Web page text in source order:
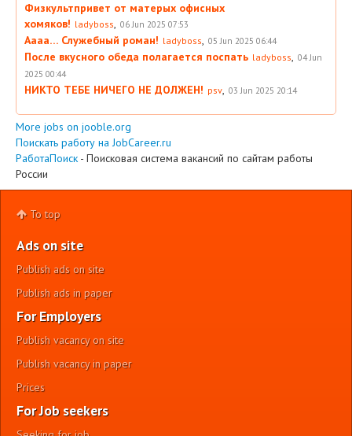
Физкультпривет от матерых офисных
хомяков! ladyboss, 06 Jun 2025 07:53
Аааа… Служебный роман! ladyboss, 05 Jun 2025 06:44
После вкусного обеда полагается поспать ladyboss, 04 Jun
2025 00:44
НИКТО ТЕБЕ НИЧЕГО НЕ ДОЛЖЕН! psv, 03 Jun 2025 20:14
More jobs on jooble.org
Поискать работу на JobCareer.ru
РаботаПоиск - Поисковая система вакансий по сайтам работы
России
To top
Ads on site
Publish ads on site
Publish ads in paper
For Employers
Publish vacancy on site
Publish vacancy in paper
Prices
For Job seekers